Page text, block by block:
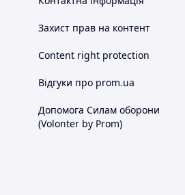
Захист прав на контент
Content right protection
Відгуки про prom.ua
Допомога Силам оборони
(Volonter by Prom)